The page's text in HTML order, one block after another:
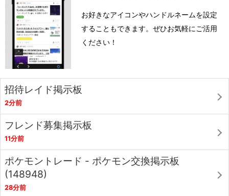
お好きなアイコンやハンドルネームを設定
することもできます。ぜひお気軽にご活用
ください！
招待レイド掲示板
2分前
フレンド募集掲示板
11分前
ポケモントレード - ポケモン交換掲示板
(148948)
28分前